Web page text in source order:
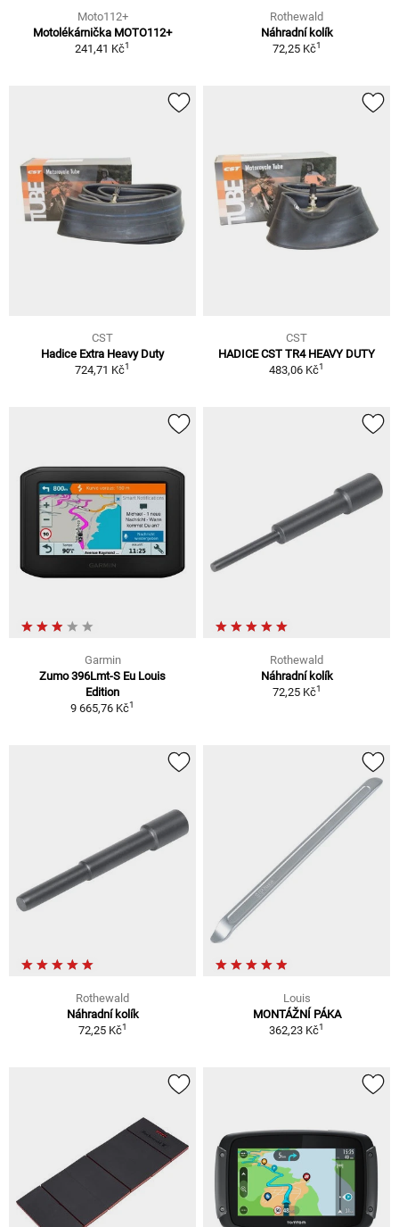
Moto112+
Motolékárnička MOTO112+
241,41 Kč1
Rothewald
Náhradní kolík
72,25 Kč1
CST
Hadice Extra Heavy Duty
724,71 Kč1
CST
HADICE CST TR4 HEAVY DUTY
483,06 Kč1
Garmin
Zumo 396Lmt-S Eu Louis
Edition
9 665,76 Kč1
Rothewald
Náhradní kolík
72,25 Kč1
Rothewald
Náhradní kolík
72,25 Kč1
Louis
MONTÁŽNÍ PÁKA
362,23 Kč1